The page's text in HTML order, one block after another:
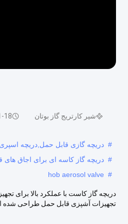
شیر کارتریج گاز بوتان 18
# دریچه گازی قابل حمل,دریچه
# دریچه گاز کاسه ای برای اجاق های
#
hob aerosol valve
دریچه گاز کاست با عملکرد بالا برای
تجهیزات آشپزی قابل حمل طراحی شده